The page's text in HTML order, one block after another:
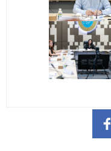
- โครงการบริหารจัดการ
สวนดุสิต จังหวัดปราจีนบุรี
- โครงการส่งเสริมการป
- ผลงาน/รางวัล